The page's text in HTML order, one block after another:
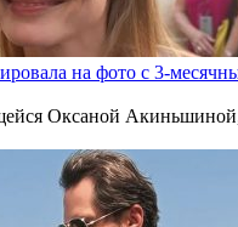
на фото с 3-
Оксаной